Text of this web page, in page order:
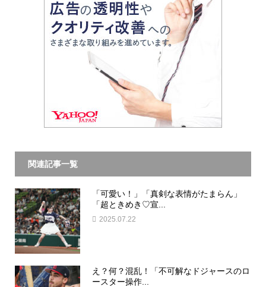
関連記事一覧
「可愛い！」「真剣な表情がたまらん」
「超ときめき♡宣...
2025.07.22
え？何？混乱！「不可解なドジャースのロ
ースター操作...